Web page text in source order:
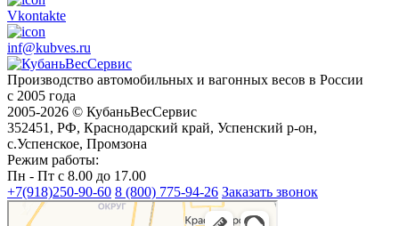
Vkontakte
inf@kubves.ru
Производство автомобильных и вагонных весов в России
с 2005 года
2005-2026 © КубаньВесСервис
352451, РФ, Краснодарский край, Успенский р-он,
с.Успенское, Промзона
Режим работы:
Пн - Пт с 8.00 до 17.00
+7(918)250-90-60 8 (800) 775-94-26 Заказать звонок
Краснодар
Краснодар — Яндекс Карты